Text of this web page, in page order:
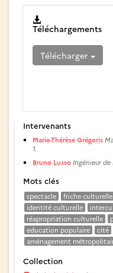
Téléchargements
Télécharger
Intervenants
Marie-Thérèse Grégoris
1.
Bruno Lusso Ingénieur de
Mots clés
spectacle friche culturelle
identité culturelle
réapropriation culturelle
education populaire
cité
aménagement
Collection